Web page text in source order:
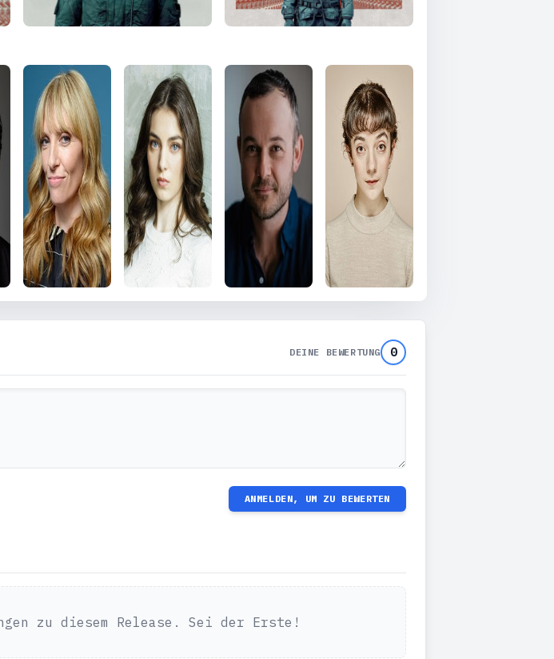
DEINE BEWERTUNG 0
ANMELDEN, UM ZU BEWERTEN
zu diesem Release. Sei der Erste!